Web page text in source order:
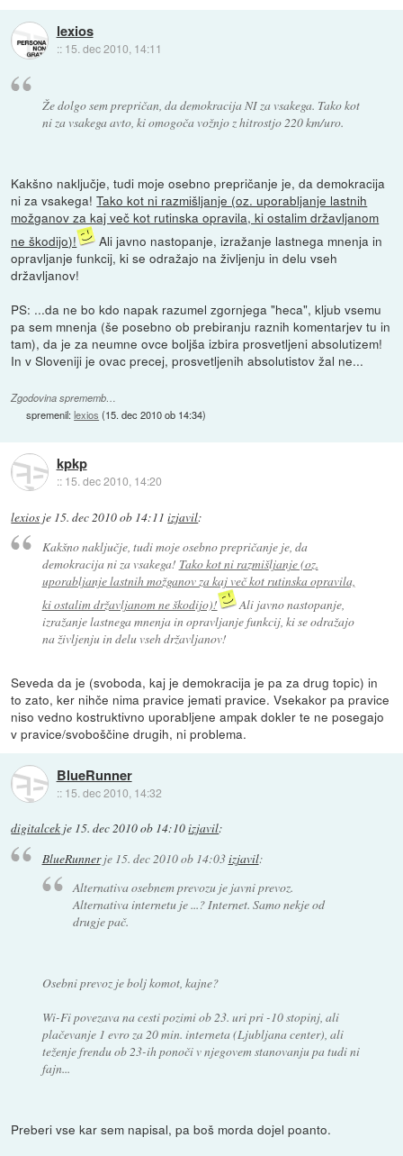
lexios
:: 15. dec 2010, 14:11
Že dolgo sem prepričan, da demokracija NI za vsakega. Tako kot
ni za vsakega avto, ki omogoča vožnjo z hitrostjo 220 km/uro.
Kakšno naključje, tudi moje osebno prepričanje je, da demokracija
ni za vsakega!Tako kot ni razmišljanje (oz. uporabljanje lastnih
možganov za kaj več kot rutinska opravila, ki ostalim državljanom
ne škodijo)!
Ali javno nastopanje, izražanje lastnega mnenja in
opravljanje funkcij, ki se odražajo na življenju in delu vseh
državljanov!
PS: ...da ne bo kdo napak razumel zgornjega "heca", kljub vsemu
pa sem mnenja (še posebno ob prebiranju raznih komentarjev tu in
tam), da je za neumne ovce boljša izbira prosvetljeni absolutizem!
In v Sloveniji je ovac precej, prosvetljenih absolutistov žal ne...
Zgodovina sprememb…
spremenil:lexios (15. dec 2010 ob 14:34)
kpkp
:: 15. dec 2010, 14:20
lexios je 15. dec 2010 ob 14:11 izjavil:
Kakšno naključje, tudi moje osebno prepričanje je, da
demokracija ni za vsakega! Tako kot ni razmišljanje (oz.
uporabljanje lastnih možganov za kaj več kot rutinska opravila,
ki ostalim državljanom ne škodijo)!
Ali javno nastopanje,
izražanje lastnega mnenja in opravljanje funkcij, ki se odražajo
na življenju in delu vseh državljanov!
Seveda da je (svoboda, kaj je demokracija je pa za drug topic) in
to zato, ker nihče nima pravice jemati pravice. Vsekakor pa pravice
niso vedno kostruktivno uporabljene ampak dokler te ne posegajo
v pravice/svoboščine drugih, ni problema.
BlueRunner
:: 15. dec 2010, 14:32
digitalcek je 15. dec 2010 ob 14:10izjavil:
BlueRunnerje 15. dec 2010 ob 14:03izjavil:
Alternativa osebnem prevozu je javni prevoz.
Alternativa internetu je ...? Internet. Samo nekje od
drugje pač.
Osebni prevoz je bolj komot, kajne?
Wi-Fi povezava na cesti pozimi ob 23. uri pri -10 stopinj, ali
plačevanje 1 evro za 20 min. interneta (Ljubljana center), ali
teženje frendu ob 23-ih ponoči v njegovem stanovanju pa tudi ni
fajn...
Preberi vse kar sem napisal, pa boš morda dojel poanto.